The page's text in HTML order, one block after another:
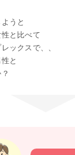
うと
と比べて
ックスで、、
と